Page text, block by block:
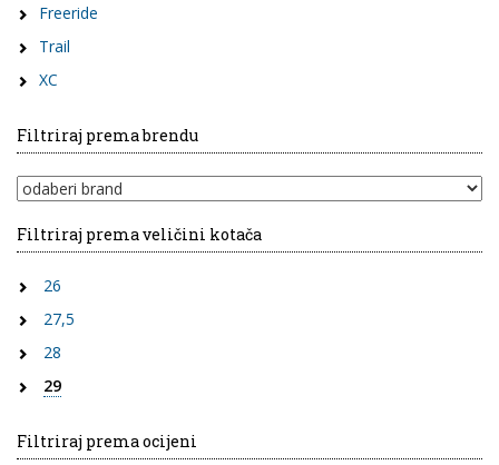
Freeride
Trail
XC
Filtriraj prema brendu
Filtriraj prema veličini kotača
26
27,5
28
29
Filtriraj prema ocijeni